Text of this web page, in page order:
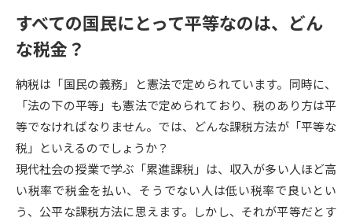
高等学校（情報）教員資格認定
試験
大学研究 大学検索
大学で学べる内容や特徴を調べる
新増設大学・学部・学科特集
国際・グローバルに強い大学特
集
すべての国民にとって平等なのは、どん
な税金？
納税は「国民の義務」と憲法で定められています。同時に、
「法の下の平等」も憲法で定められており、税のあり方は平
等でなければなりません。では、どんな課税方法が「平等な
税」といえるのでしょうか？
現代社会の授業で学ぶ「累進課税」は、収入が多い人ほど高
い税率で税金を払い、そうでない人は低い税率で良いとい
う、公平な課税方法に思えます。しかし、それが平等だとす